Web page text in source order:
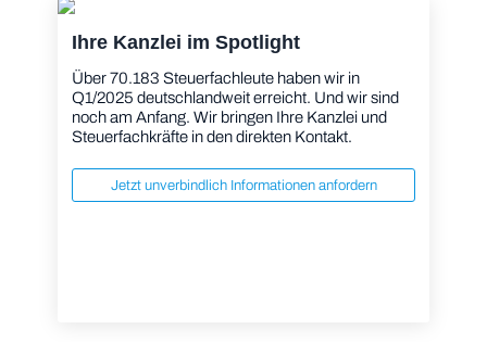
Ihre Kanzlei im Spotlight
Über 70.183 Steuerfachleute haben wir in
Q1/2025 deutschlandweit erreicht. Und wir sind
noch am Anfang. Wir bringen Ihre Kanzlei und
Steuerfachkräfte in den direkten Kontakt.
Jetzt unverbindlich Informationen anfordern